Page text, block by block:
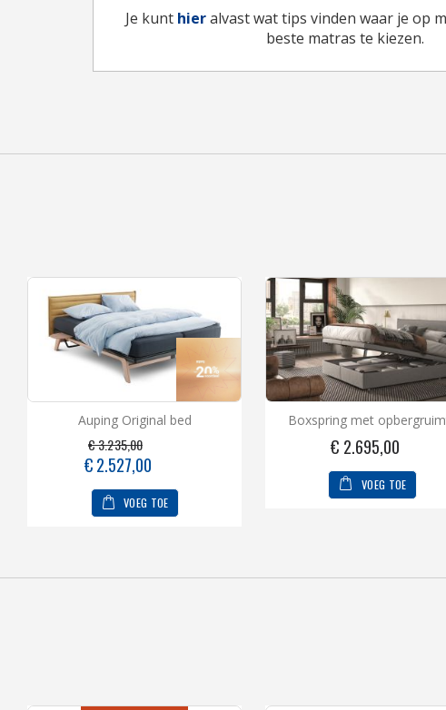
Je kunt hieralvast wat tips vinden waar je op
beste matras te kiezen.
Auping Original bed
€ 3.235,00
Speciale€ 2.527,00
VOEG TOE
Boxspring met
€ 2.695,00
VOEG TOE